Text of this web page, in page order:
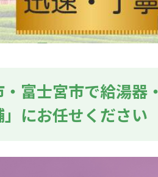
・富士宮市で給湯器
」にお任せください